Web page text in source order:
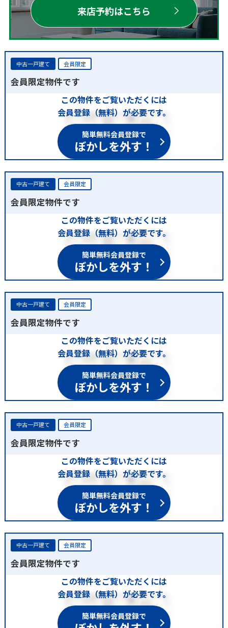
来店予約はこちら
中古一戸建て 会員限定
会員限定物件です
この物件をご覧いただくには
会員登録（無料）が必要です。
簡単無料会員登録で
ぼかしを外す！
中古一戸建て 会員限定
会員限定物件です
この物件をご覧いただくには
会員登録（無料）が必要です。
簡単無料会員登録で
ぼかしを外す！
中古一戸建て 会員限定
会員限定物件です
この物件をご覧いただくには
会員登録（無料）が必要です。
簡単無料会員登録で
ぼかしを外す！
中古一戸建て 会員限定
会員限定物件です
この物件をご覧いただくには
会員登録（無料）が必要です。
簡単無料会員登録で
ぼかしを外す！
中古一戸建て 会員限定
会員限定物件です
この物件をご覧いただくには
会員登録（無料）が必要です。
簡単無料会員登録で